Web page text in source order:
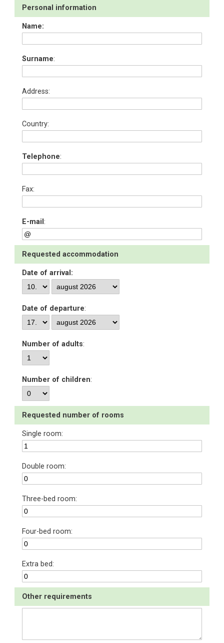
Personal information
Name:
Surname:
Address:
Country:
Telephone:
Fax:
E-mail :
Requested accommodation
Date of arrival:
Date of departure:
Number of adults:
Number of children:
Requested number of rooms
Single room:
Double room:
Three-bed room:
Four-bed room:
Extra bed:
Other requirements